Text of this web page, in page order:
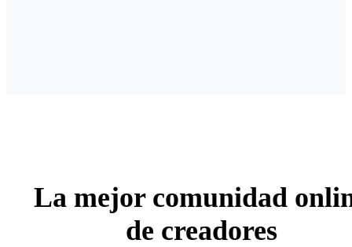
La mejor comunidad
de creadores